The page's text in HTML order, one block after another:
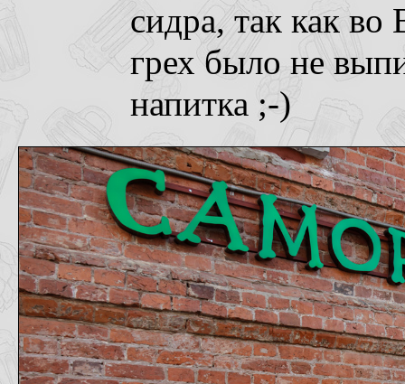
сидра, так как
грех было не
напитка ;-)